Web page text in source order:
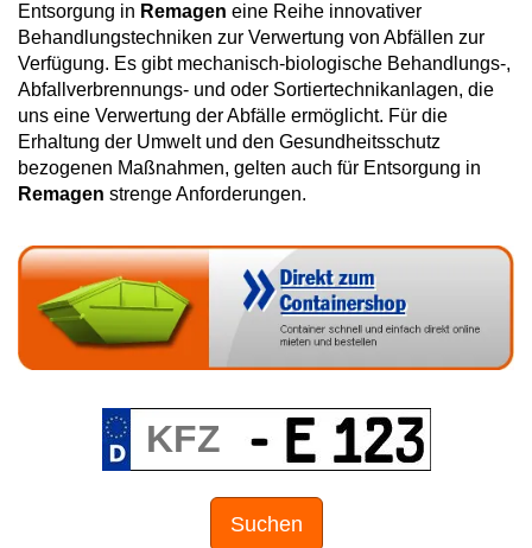
Entsorgung in Remagen eine Reihe innovativer
Behandlungstechniken zur Verwertung von Abfällen zur
Verfügung. Es gibt mechanisch-biologische Behandlungs-,
Abfallverbrennungs- und oder Sortiertechnikanlagen, die
uns eine Verwertung der Abfälle ermöglicht. Für die
Erhaltung der Umwelt und den Gesundheitsschutz
bezogenen Maßnahmen, gelten auch für Entsorgung in
Remagen strenge Anforderungen.
Suchen